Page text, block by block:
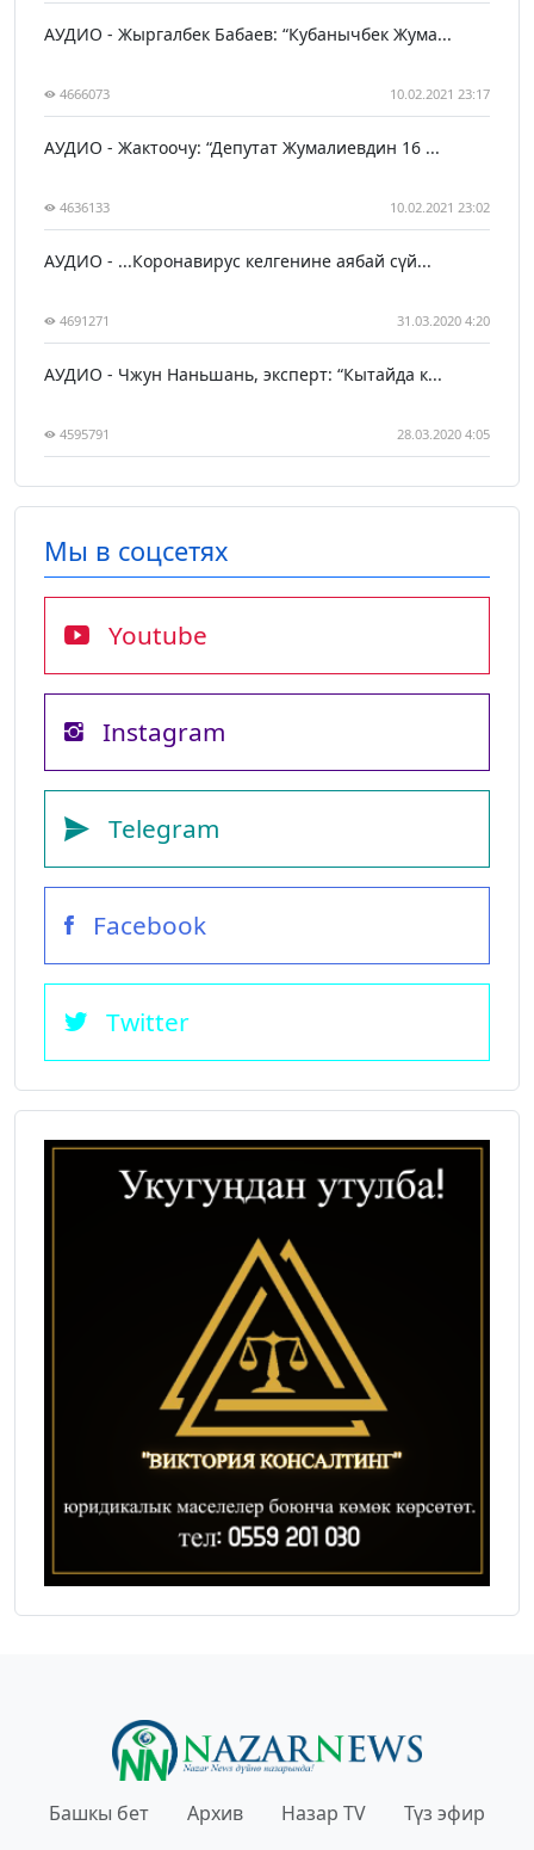
АУДИО - Жыргалбек Бабаев: “Кубанычбек Жума...
4666073 10.02.2021 23:17
АУДИО - Жактоочу: “Депутат Жумалиевдин 16 ...
4636133 10.02.2021 23:02
АУДИО - ...Коронавирус келгенине аябай сүй...
4691271 31.03.2020 4:20
АУДИО - Чжун Наньшань, эксперт: “Кытайда к...
4595791 28.03.2020 4:05
Мы в соцсетях
Youtube
Instagram
Telegram
Facebook
Twitter
Башкы бет Архив Назар TV Түз эфир